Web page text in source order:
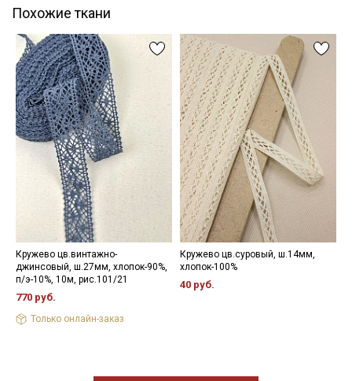
творческих работ в различных техниках,
Цветопередача может отличаться от оригинального цвета в
зависимости от настроек вашего монитора.
Похожие ткани
Кружево цв.винтажно-
джинсовый, ш.27мм, хлопок-90%,
п/э-10%, 10м, рис.101/21
770 руб.
Только онлайн-заказ
Кружево цв.суровый, ш.14мм,
хлопок-100%
40 руб.
информационных рассылок